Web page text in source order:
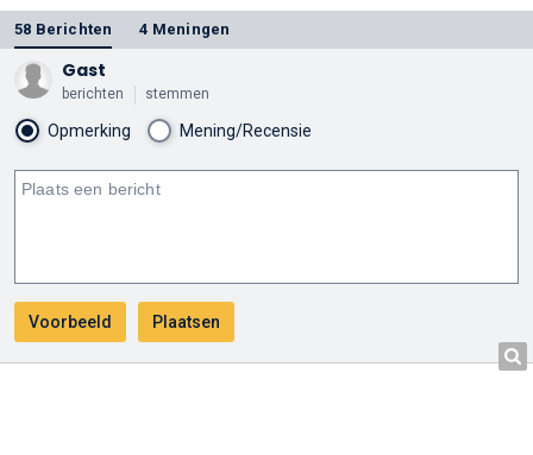
58 Berichten 4 Meningen
Gast
berichten stemmen
Opmerking Mening/Recensie